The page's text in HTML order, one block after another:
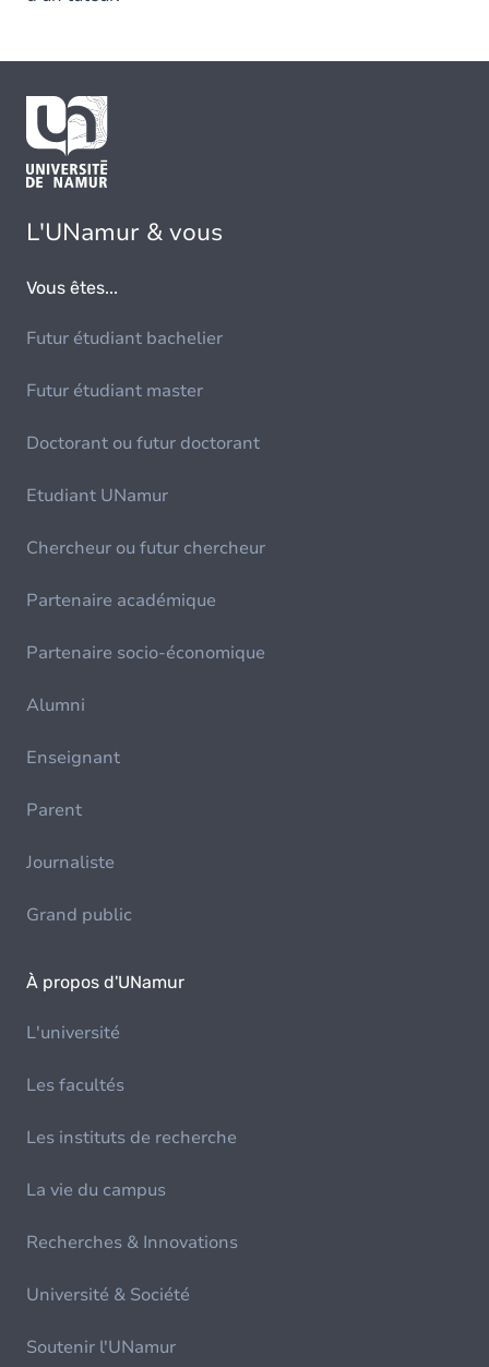
L'UNamur & vous
Vous êtes...
Futur étudiant bachelier
Futur étudiant master
Doctorant ou futur doctorant
Etudiant UNamur
Chercheur ou futur chercheur
Partenaire académique
Partenaire socio-économique
Alumni
Enseignant
Parent
Journaliste
Grand public
À propos d'UNamur
L'université
Les facultés
Les instituts de recherche
La vie du campus
Recherches & Innovations
Université & Société
Soutenir l'UNamur